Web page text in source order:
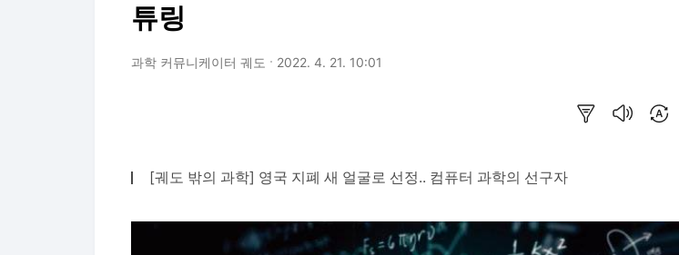
튜링
과학 커뮤니케이터 궤도 2022. 4. 21. 10:01
[궤도 밖의 과학] 영국 지폐 새 얼굴로 선정.. 컴퓨터 과학의 선구자